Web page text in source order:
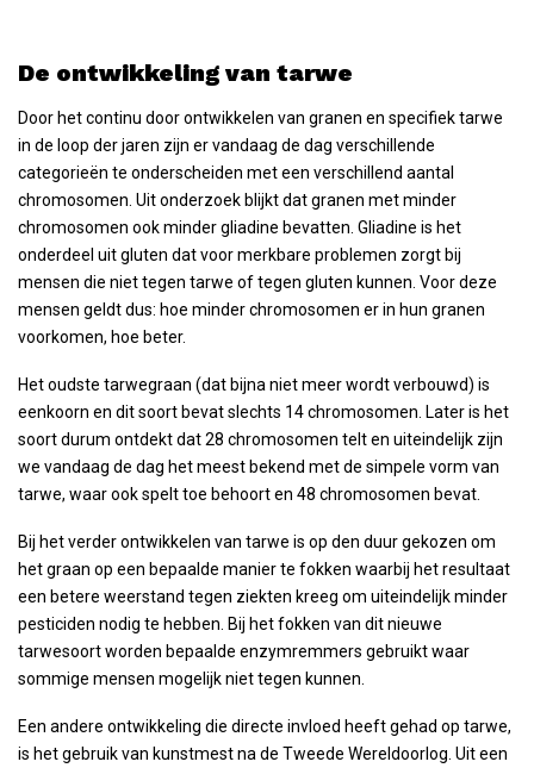
De ontwikkeling van tarwe
Door het continu door ontwikkelen van granen en specifiek tarwe
in de loop der jaren zijn er vandaag de dag verschillende
categorieën te onderscheiden met een verschillend aantal
chromosomen. Uit onderzoek blijkt dat granen met minder
chromosomen ook minder gliadine bevatten. Gliadine is het
onderdeel uit gluten dat voor merkbare problemen zorgt bij
mensen die niet tegen tarwe of tegen gluten kunnen. Voor deze
mensen geldt dus: hoe minder chromosomen er in hun granen
voorkomen, hoe beter.
Het oudste tarwegraan (dat bijna niet meer wordt verbouwd) is
eenkoorn en dit soort bevat slechts 14 chromosomen. Later is het
soort durum ontdekt dat 28 chromosomen telt en uiteindelijk zijn
we vandaag de dag het meest bekend met de simpele vorm van
tarwe, waar ook spelt toe behoort en 48 chromosomen bevat.
Bij het verder ontwikkelen van tarwe is op den duur gekozen om
het graan op een bepaalde manier te fokken waarbij het resultaat
een betere weerstand tegen ziekten kreeg om uiteindelijk minder
pesticiden nodig te hebben. Bij het fokken van dit nieuwe
tarwesoort worden bepaalde enzymremmers gebruikt waar
sommige mensen mogelijk niet tegen kunnen.
Een andere ontwikkeling die directe invloed heeft gehad op tarwe,
is het gebruik van kunstmest na de Tweede Wereldoorlog. Uit een